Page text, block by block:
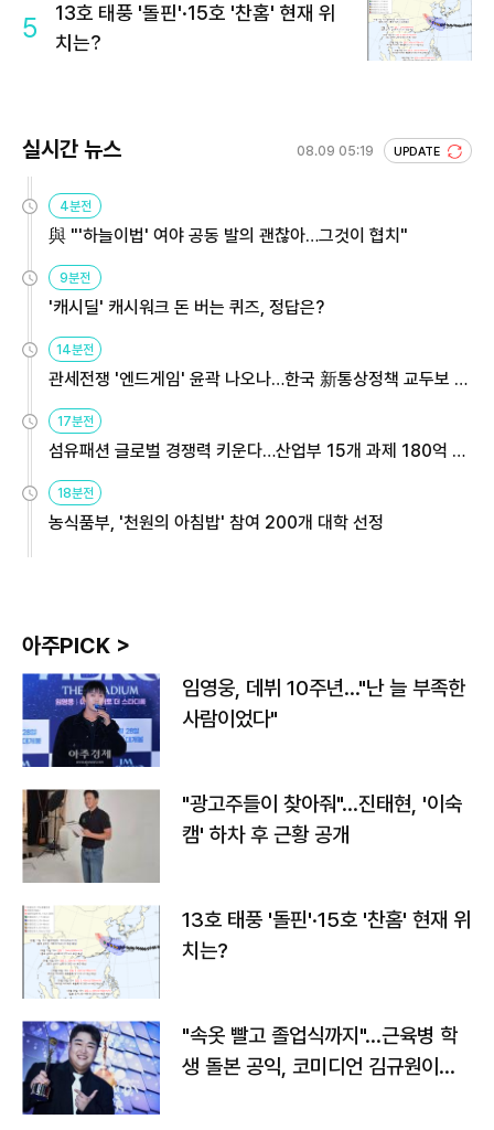
5
13호 태풍 '돌핀'·15호 '찬홈' 현재 위
치는?
실시간 뉴스 08.09 05:19 UPDATE
4분전
與 "'하늘이법' 여야 공동 발의 괜찮아…그것이 협치"
9분전
'캐시딜' 캐시워크 돈 버는 퀴즈, 정답은?
14분전
관세전쟁 '엔드게임' 윤곽 나오나…한국 新통상정책 교두보 활
용해야
17분전
섬유패션 글로벌 경쟁력 키운다…산업부 15개 과제 180억 지
원
18분전
농식품부, '천원의 아침밥' 참여 200개 대학 선정
아주PICK >
임영웅, 데뷔 10주년…"난 늘 부족한
사람이었다"
"광고주들이 찾아줘"…진태현, '이숙
캠' 하차 후 근황 공개
13호 태풍 '돌핀'·15호 '찬홈' 현재 위
치는?
"속옷 빨고 졸업식까지"…근육병 학
생 돌본 공익, 코미디언 김규원이었